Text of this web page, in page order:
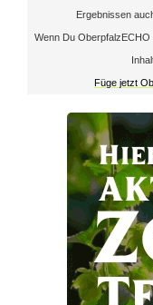
Ergebnissen
Wenn Du
Füge jetzt